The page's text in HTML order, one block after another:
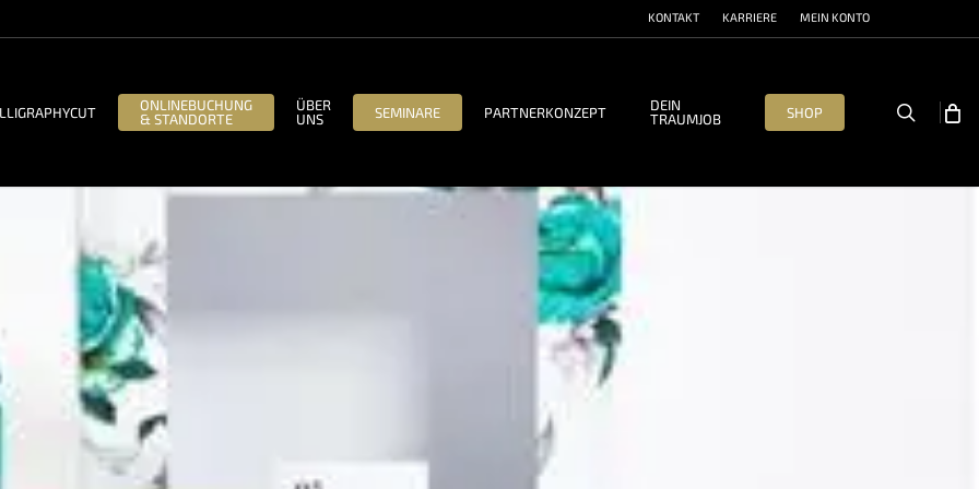
KONTAKT KARRIERE MEIN KONTO
ONLINEBUCHUNG
& STANDORTE
ÜBER
UNS
SEMINARE PARTNERKONZEPT
DEIN
TRAUMJOB
SHOP search